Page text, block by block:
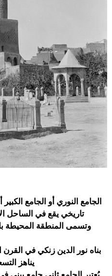
الجامع النوري أو الجامع
تاريخي يقع في الساحل
وتسمى المنطقة المحيطة
بناه نور الدين زنكي في
يناهز